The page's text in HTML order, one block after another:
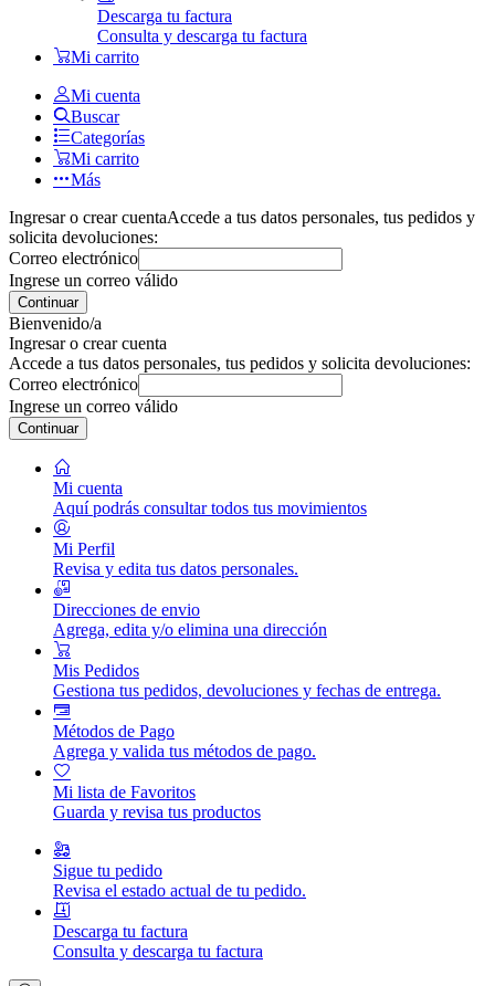
Descarga tu factura
Consulta y descarga tu factura
Mi carrito
Mi cuenta
Buscar
Categorías
Mi carrito
Más
Ingresar o crear cuentaAccede a tus datos personales, tus pedidos y
solicita devoluciones:
Correo electrónico
Ingrese un correo válido
Continuar
Bienvenido/a
Ingresar o crear cuenta
Accede a tus datos personales, tus pedidos y solicita devoluciones:
Correo electrónico
Ingrese un correo válido
Continuar
Mi cuenta
Aquí podrás consultar todos tus movimientos
Mi Perfil
Revisa y edita tus datos personales.
Direcciones de envio
Agrega, edita y/o elimina una dirección
Mis Pedidos
Gestiona tus pedidos, devoluciones y fechas de entrega.
Métodos de Pago
Agrega y valida tus métodos de pago.
Mi lista de Favoritos
Guarda y revisa tus productos
Sigue tu pedido
Revisa el estado actual de tu pedido.
Descarga tu factura
Consulta y descarga tu factura